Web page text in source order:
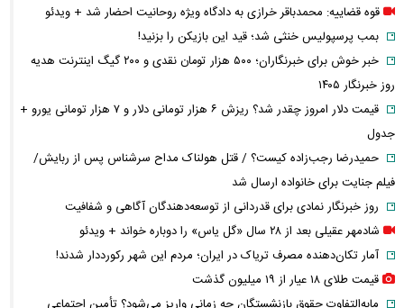
قوه قضاییه: محمدباقر خرازی به دادگاه ویژه روحانیت احضار شد + ویدئو
بمب پرسپولیس خنثی شد؛ قید این بازیکن را بزنید!
خبر خوش برای خبرنگاران؛ ۵۰۰ هزار تومان نقدی و ۲۰۰ گیگ اینترنت هدیه
روز خبرنگار ۱۴۰۵
قیمت دلار امروز چقدر شد؟ ریزش ۶ هزار تومانی دلار و ۷ هزار تومانی یورو +
جدول
حمیدرضا رجب‌زاده کیست؟ / قتل هولناک مداح سرشناس پس از ربایش/
فیلم جنایت برای خانواده ارسال شد
روز خبرنگار نمادی برای قدردانی از توسعه‌دهندگان آگاهی و شفافیت
شادمهر عقیلی بعد از ۲۸ سال «گل یاس» را دوباره خواند + ویدئو
آمار تکان‌دهنده مصرف تریاک در ایران؛ مردم این شهر رکورددار شدند!
قیمت طلای ۱۸ عیار از ۱۹ میلیون گذشت